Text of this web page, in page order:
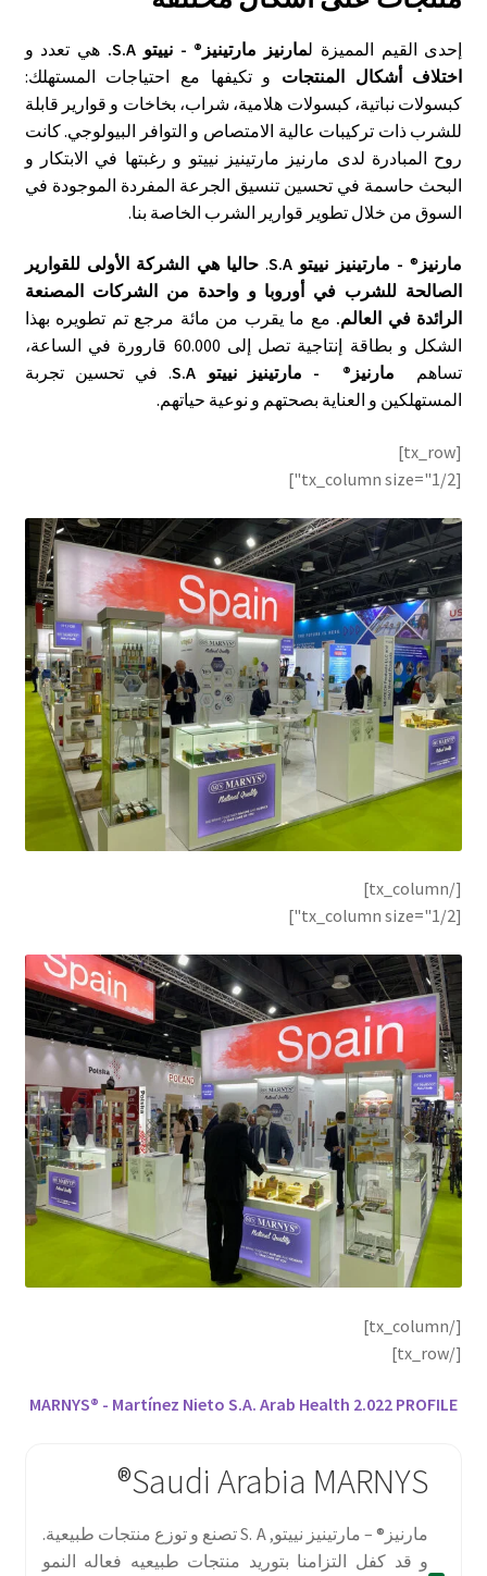
إحدى القيم المميزة لمارنيز مارتينيز® - نييتو S.A.
هي تعدد و
اختلاف أشكال المنتجات و تكيفها مع احتياجات المستهلك:
كبسولات نباتية، كبسولات هلامية، شراب، بخاخات و قوارير قابلة
للشرب ذات تركيبات عالية الامتصاص و التوافر البيولوجي. كانت
روح المبادرة لدى مارنيز مارتينيز نييتو و رغبتها في الابتكار و
البحث حاسمة في تحسين تنسيق الجرعة المفردة الموجودة في
السوق من خلال تطوير قوارير الشرب الخاصة بنا.
مارنيز ®- مارتينيز نييتو S.A .حاليا هي الشركة الأولى للقوارير
الصالحة للشرب في أوروبا و واحدة من الشركات المصنعة
الرائدة في العالم. مع ما يقرب من مائة مرجع تم تطويره بهذا
الشكل و بطاقة إنتاجية تصل إلى 60.000 قارورة في الساعة،
تساهم مارنيز® - مارتينيز نييتو S.A
. في تحسين تجربة
المستهلكين و العناية بصحتهم و نوعية حياتهم.
[tx_row]
[tx_column size="1/2"]
[/tx_column]
[tx_column size="1/2"]
[/tx_column]
[/tx_row]
MARNYS® - Martínez Nieto S.A. Arab Health 2.022 PROFILE
Saudi Arabia MARNYS®
مارنيز® – مارتينيز نييتو, S. A تصنع و توزع منتجات طبيعية.
و قد كفل التزامنا بتوريد منتجات طبيعيه فعاله النمو